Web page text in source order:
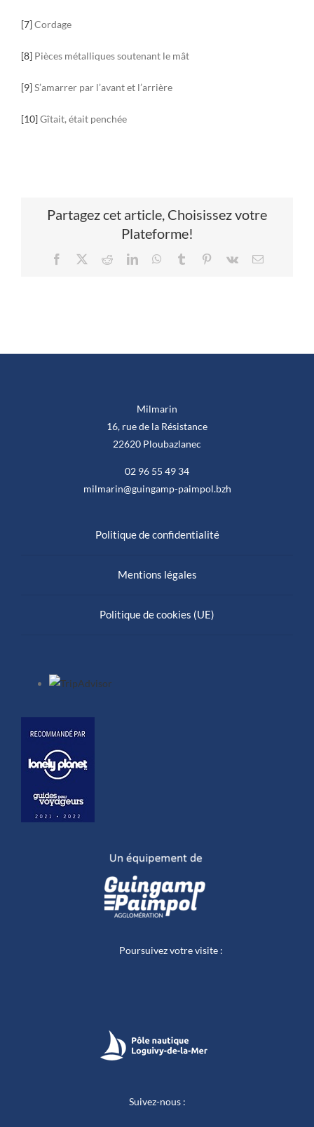
[7]Cordage
[8]Pièces métalliques soutenant le mât
[9]S’amarrer par l’avant et l’arrière
[10]Gîtait, était penchée
Partagez cet article, Choisissez votre
Plateforme!
Facebook RedditLinkedInWhatsApp
Tumblr Pinterest
Vk Email
Milmarin
16, rue de la Résistance
22620 Ploubazlanec
02 96 55 49 34
milmarin@guingamp-paimpol.bzh
Politique de confidentialité
Mentions légales
Politique de cookies (UE)
Poursuivez votre visite :
Suivez-nous :